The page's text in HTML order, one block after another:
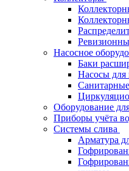
Насосное
Баки
Насосы
Оборудование
Приборы учёта
Системы слива
Арматура